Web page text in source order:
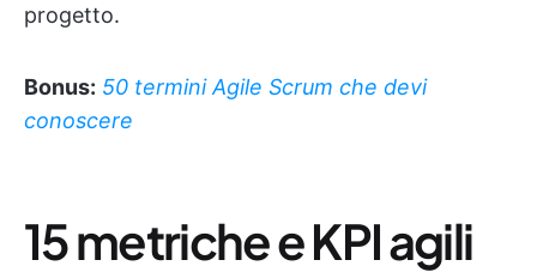
progetto.
Bonus: 50 termini Agile Scrum che devi
conoscere
15 metriche e KPI agili